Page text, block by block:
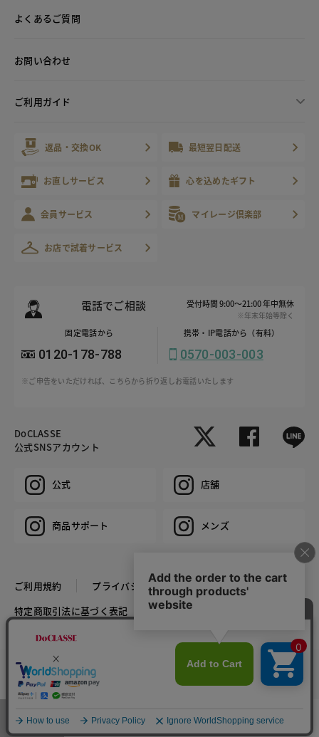
カラー・サイズを選択する
よくあるご質問
お問い合わせ
ご利用ガイド
返品・交換OK 最短翌日配送
お直しサービス 心を込めたギフト
会員サービス マイレージ倶楽部
お店で試着サービス
電話でご相談 受付時間 9:00～21:00 年中無休
※年末年始等除く
固定電話から
0120-178-788
携帯・IP電話から（有料）
0570-003-003
※ご申告をいただければ、こちらから折り返しお電話いたします
DoCLASSE
公式SNSアカウント
公式 店舗
商品サポート メンズ
ご利用規約
プライバシーポリシー
特定商取引法に基づく表記
推奨環境
COPYRIGHT © DoCLASSE ALL RIGHTS RESERVED.